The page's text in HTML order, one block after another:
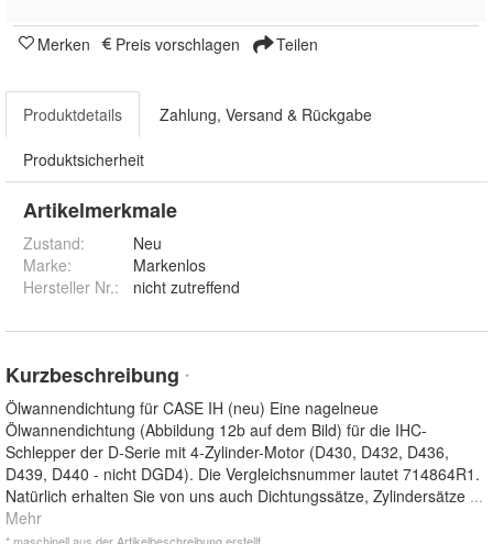
Merken Preis vorschlagen Teilen
Produktdetails Zahlung, Versand & Rückgabe
Produktsicherheit
Artikelmerkmale
Zustand:
Neu
Marke:
Markenlos
Hersteller Nr.:
nicht zutreffend
Kurzbeschreibung *
Ölwannendichtung für CASE IH (neu) Eine nagelneue
Ölwannendichtung (Abbildung 12b auf dem Bild) für die IHC-
Schlepper der D-Serie mit 4-Zylinder-Motor (D430, D432, D436,
D439, D440 - nicht DGD4). Die Vergleichsnummer lautet 714864R1.
Natürlich erhalten Sie von uns auch Dichtungssätze, Zylindersätze ...
Mehr
* maschinell aus der Artikelbeschreibung erstellt